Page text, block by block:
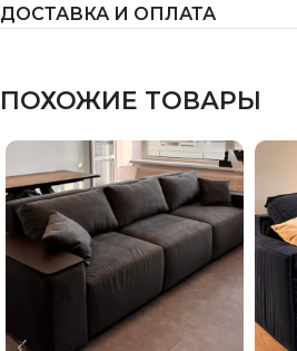
ДОСТАВКА И ОПЛАТА
ПОХОЖИЕ ТОВАРЫ